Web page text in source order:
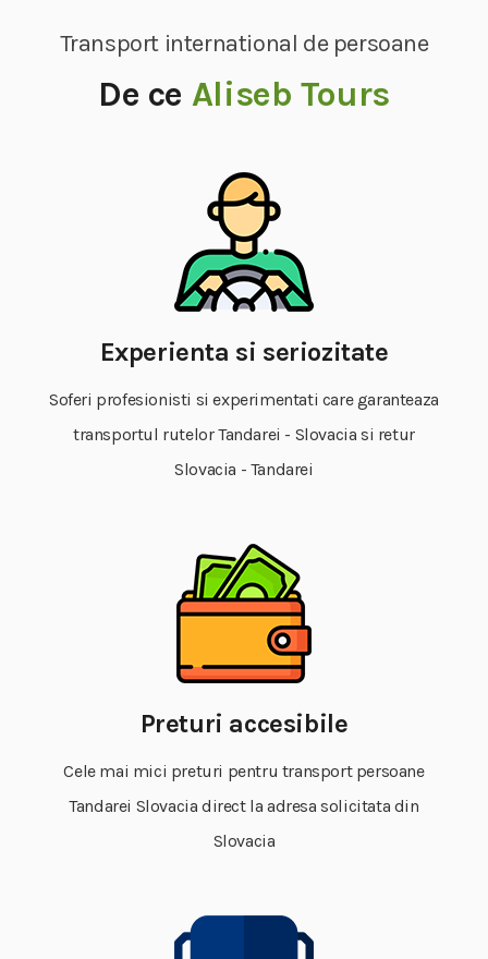
Transport international de persoane
De ce Aliseb Tours
Experienta si seriozitate
Soferi profesionisti si experimentati care garanteaza
transportul rutelor Tandarei - Slovacia si retur
Slovacia - Tandarei
Preturi accesibile
Cele mai mici preturi pentru transport persoane
Tandarei Slovacia direct la adresa solicitata din
Slovacia